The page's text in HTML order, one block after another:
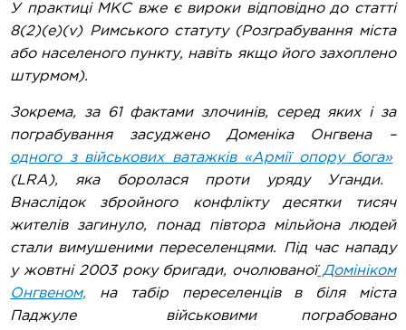
У практиці МКС вже є вироки відповідно до статті
8(2)(e)(v) Римського статуту (Розграбування міста
або населеного пункту, навіть якщо його захоплено
штурмом).
Зокрема, за 61 фактами злочинів, серед яких і за
пограбування засуджено Доменіка Онгвена –
одного з військових ватажків «Армії опору бога»
(LRA), яка боролася проти уряду Уганди.
Внаслідок збройного конфлікту десятки тисяч
жителів загинуло, понад півтора мільйона людей
стали вимушеними переселенцями. Під час нападу
у жовтні 2003 року бригади, очолюваноїДомініком
Онгвеном, на табір переселенців в біля міста
Паджуле військовими пограбовано